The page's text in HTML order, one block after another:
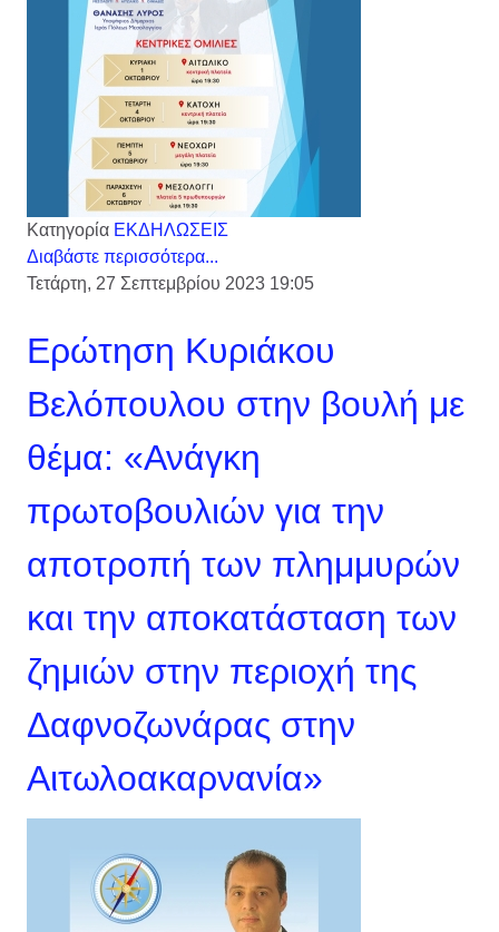
Κατηγορία ΕΚΔΗΛΩΣΕΙΣ
Διαβάστε περισσότερα...
Τετάρτη, 27 Σεπτεμβρίου 2023 19:05
Ερώτηση Κυριάκου
Βελόπουλου στην βουλή με
θέμα: «Ανάγκη
πρωτοβουλιών για την
αποτροπή των πλημμυρών
και την αποκατάσταση των
ζημιών στην περιοχή της
Δαφνοζωνάρας στην
Αιτωλοακαρνανία»